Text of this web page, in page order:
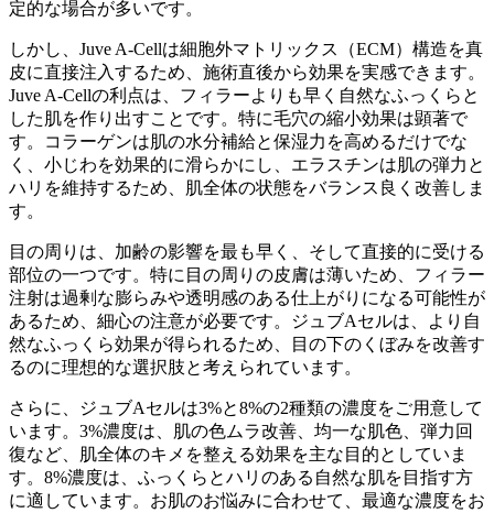
定的な場合が多いです。
しかし、Juve A-Cellは細胞外マトリックス（ECM）構造を真
皮に直接注入するため、施術直後から効果を実感できます。
Juve A-Cellの利点は、フィラーよりも早く自然なふっくらと
した肌を作り出すことです。特に毛穴の縮小効果は顕著で
す。コラーゲンは肌の水分補給と保湿力を高めるだけでな
く、小じわを効果的に滑らかにし、エラスチンは肌の弾力と
ハリを維持するため、肌全体の状態をバランス良く改善しま
す。
目の周りは、加齢の影響を最も早く、そして直接的に受ける
部位の一つです。特に目の周りの皮膚は薄いため、フィラー
注射は過剰な膨らみや透明感のある仕上がりになる可能性が
あるため、細心の注意が必要です。ジュブAセルは、より自
然なふっくら効果が得られるため、目の下のくぼみを改善す
るのに理想的な選択肢と考えられています。
さらに、ジュブAセルは3%と8%の2種類の濃度をご用意して
います。3%濃度は、肌の色ムラ改善、均一な肌色、弾力回
復など、肌全体のキメを整える効果を主な目的としていま
す。8%濃度は、ふっくらとハリのある自然な肌を目指す方
に適しています。お肌のお悩みに合わせて、最適な濃度をお